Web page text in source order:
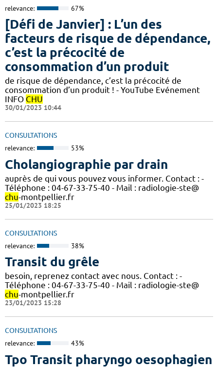
relevance: 67%
[Défi de Janvier] : L’un des
facteurs de risque de dépendance,
c’est la précocité de
consommation d’un produit
de risque de dépendance, c’est la précocité de
consommation d’un produit ! - YouTube Evénement
INFO CHU
30/01/2023 10:44
CONSULTATIONS
relevance: 53%
Cholangiographie par drain
auprès de qui vous pouvez vous informer. Contact : -
Téléphone : 04-67-33-75-40 - Mail : radiologie-ste@
chu-montpellier.fr
25/01/2023 18:25
CONSULTATIONS
relevance: 38%
Transit du grêle
besoin, reprenez contact avec nous. Contact : -
Téléphone : 04-67-33-75-40 - Mail : radiologie-ste@
chu-montpellier.fr
23/01/2023 15:28
CONSULTATIONS
relevance: 43%
Tpo Transit pharyngo oesophagien